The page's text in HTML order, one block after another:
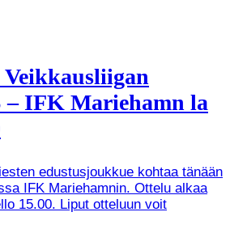
– IFK Mariehamn la
edustusjoukkue kohtaa tänään
IFK Mariehamnin. Ottelu alkaa
15.00. Liput otteluun voit